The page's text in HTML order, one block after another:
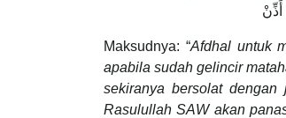
Maksudnya: “Afdhal untuk
apabila sudah gelincir
sekiranya bersolat
Rasulullah SAW akan